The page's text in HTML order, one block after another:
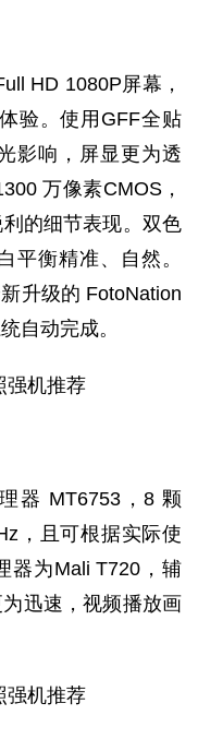
HD 1080P屏幕，
验。使用GFF全贴
影响，屏显更为透
万像素CMOS，
的细节表现。双色
平衡精准、自然。
升级的 FotoNation
自动完成。
器 MT6753，8 颗
，且可根据实际使
器为Mali T720，辅
迅速，视频播放画